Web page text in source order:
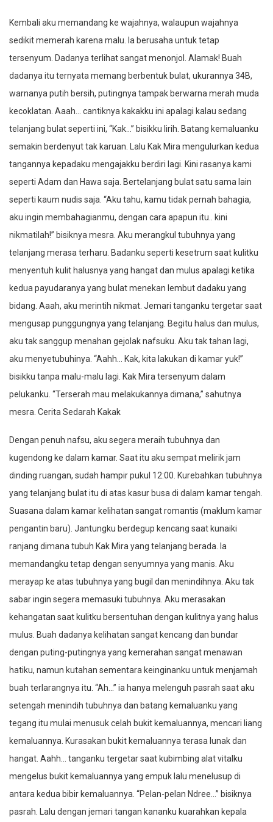
Kembali aku memandang ke wajahnya, walaupun wajahnya
sedikit memerah karena malu. Ia berusaha untuk tetap
tersenyum. Dadanya terlihat sangat menonjol. Alamak! Buah
dadanya itu ternyata memang berbentuk bulat, ukurannya 34B,
warnanya putih bersih, putingnya tampak berwarna merah muda
kecoklatan. Aaah… cantiknya kakakku ini apalagi kalau sedang
telanjang bulat seperti ini, “Kak…” bisikku lirih. Batang kemaluanku
semakin berdenyut tak karuan. Lalu Kak Mira mengulurkan kedua
tangannya kepadaku mengajakku berdiri lagi. Kini rasanya kami
seperti Adam dan Hawa saja. Bertelanjang bulat satu sama lain
seperti kaum nudis saja. “Aku tahu, kamu tidak pernah bahagia,
aku ingin membahagianmu, dengan cara apapun itu.. kini
nikmatilah!” bisiknya mesra. Aku merangkul tubuhnya yang
telanjang merasa terharu. Badanku seperti kesetrum saat kulitku
menyentuh kulit halusnya yang hangat dan mulus apalagi ketika
kedua payudaranya yang bulat menekan lembut dadaku yang
bidang. Aaah, aku merintih nikmat. Jemari tanganku tergetar saat
mengusap punggungnya yang telanjang. Begitu halus dan mulus,
aku tak sanggup menahan gejolak nafsuku. Aku tak tahan lagi,
aku menyetubuhinya. “Aahh… Kak, kita lakukan di kamar yuk!”
bisikku tanpa malu-malu lagi. Kak Mira tersenyum dalam
pelukanku. “Terserah mau melakukannya dimana,” sahutnya
mesra. Cerita Sedarah Kakak
Dengan penuh nafsu, aku segera meraih tubuhnya dan
kugendong ke dalam kamar. Saat itu aku sempat melirik jam
dinding ruangan, sudah hampir pukul 12:00. Kurebahkan tubuhnya
yang telanjang bulat itu di atas kasur busa di dalam kamar tengah.
Suasana dalam kamar kelihatan sangat romantis (maklum kamar
pengantin baru). Jantungku berdegup kencang saat kunaiki
ranjang dimana tubuh Kak Mira yang telanjang berada. Ia
memandangku tetap dengan senyumnya yang manis. Aku
merayap ke atas tubuhnya yang bugil dan menindihnya. Aku tak
sabar ingin segera memasuki tubuhnya. Aku merasakan
kehangatan saat kulitku bersentuhan dengan kulitnya yang halus
mulus. Buah dadanya kelihatan sangat kencang dan bundar
dengan puting-putingnya yang kemerahan sangat menawan
hatiku, namun kutahan sementara keinginanku untuk menjamah
buah terlarangnya itu. “Ah…” ia hanya melenguh pasrah saat aku
setengah menindih tubuhnya dan batang kemaluanku yang
tegang itu mulai menusuk celah bukit kemaluannya, mencari liang
kemaluannya. Kurasakan bukit kemaluannya terasa lunak dan
hangat. Aahh… tanganku tergetar saat kubimbing alat vitalku
mengelus bukit kemaluannya yang empuk lalu menelusup di
antara kedua bibir kemaluannya. “Pelan-pelan Ndree…” bisiknya
pasrah. Lalu dengan jemari tangan kananku kuarahkan kepala